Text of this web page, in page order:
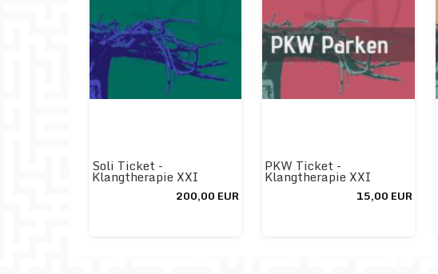
Soli Ticket -
Klangtherapie XXI
200,00 EUR
PKW Ticket -
Klangtherapie XXI
15,00 EUR